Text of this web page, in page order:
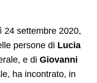
24 settembre 2020,
persone di Lucia
e di Giovanni
ha incontrato, in